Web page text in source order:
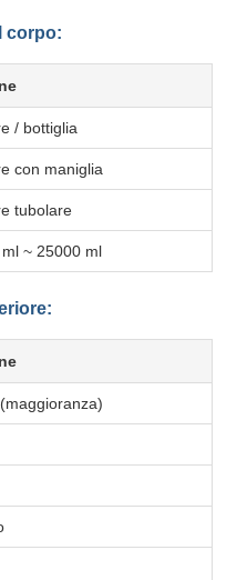
corpo:
/ bottiglia
con maniglia
tubolare
~ 25000 ml